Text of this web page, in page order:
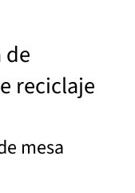
de
reciclaje
mesa